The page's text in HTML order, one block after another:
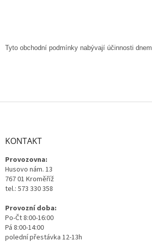
Tyto obchodní podmínky nabývají účinnosti dnem
Z
KONTAKT
Provozovna:
Husovo nám. 13
767 01 Kroměříž
tel.: 573 330 358
Provozní doba:
Po-Čt 8:00-16:00
Pá 8:00-14:00
polední přestávka 12-13h